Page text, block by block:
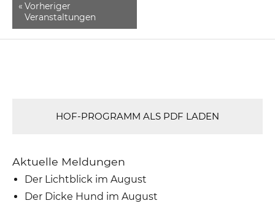
« Vorheriger
Veranstaltungen
HOF-PROGRAMM ALS PDF LADEN
Aktuelle Meldungen
Der Lichtblick im August
Der Dicke Hund im August